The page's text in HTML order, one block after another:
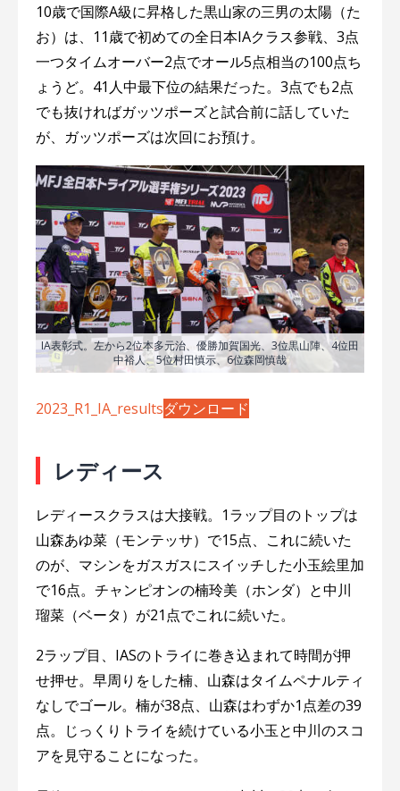
10歳で国際A級に昇格した黒山家の三男の太陽（た
お）は、11歳で初めての全日本IAクラス参戦、3点
一つタイムオーバー2点でオール5点相当の100点ち
ょうど。41人中最下位の結果だった。3点でも2点
でも抜ければガッツポーズと試合前に話していた
が、ガッツポーズは次回にお預け。
IA表彰式。左から2位本多元治、優勝加賀国光、3位黒山陣、4位田
中裕人、5位村田慎示、6位森岡慎哉
2023_R1_IA_resultsダウンロード
レディース
レディースクラスは大接戦。1ラップ目のトップは
山森あゆ菜（モンテッサ）で15点、これに続いた
のが、マシンをガスガスにスイッチした小玉絵里加
で16点。チャンピオンの楠玲美（ホンダ）と中川
瑠菜（ベータ）が21点でこれに続いた。
2ラップ目、IASのトライに巻き込まれて時間が押
せ押せ。早周りをした楠、山森はタイムペナルティ
なしでゴール。楠が38点、山森はわずか1点差の39
点。じっくりトライを続けている小玉と中川のスコ
アを見守ることになった。